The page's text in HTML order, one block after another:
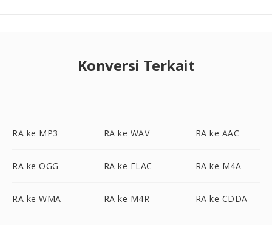
Konversi Terkait
RA ke MP3 RA ke WAV RA ke AAC
RA ke OGG RA ke FLAC RA ke M4A
RA ke WMA RA ke M4R RA ke CDDA